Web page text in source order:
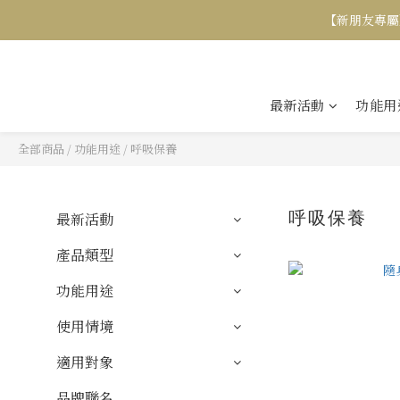
【新朋友專
最新活動 功能
全部商品 / 功能用途 / 呼吸保養
最新活動
產品類型
功能用途
使用情境
適用對象
呼吸保養